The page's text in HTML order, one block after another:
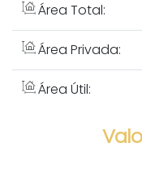
Área Total:
Área Privada:
Área Útil: